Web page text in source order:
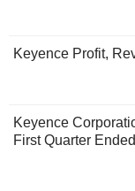
Keyence Profit,
Keyence
First Quarter